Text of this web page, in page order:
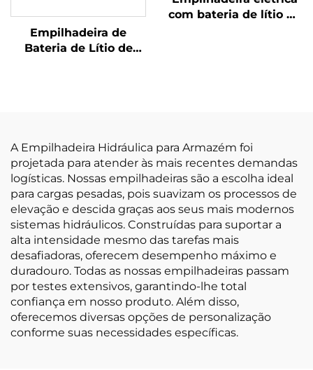
Empilhadeira de
Bateria de Lítio de
Justo
com bateria de lítio de
A Empilhadeira Hidráulica para Armazém foi
projetada para atender às mais recentes demandas
logísticas. Nossas empilhadeiras são a escolha ideal
para cargas pesadas, pois suavizam os processos de
elevação e descida graças aos seus mais modernos
sistemas hidráulicos. Construídas para suportar a
alta intensidade mesmo das tarefas mais
desafiadoras, oferecem desempenho máximo e
duradouro. Todas as nossas empilhadeiras passam
por testes extensivos, garantindo-lhe total
confiança em nosso produto. Além disso,
oferecemos diversas opções de personalização
conforme suas necessidades específicas.